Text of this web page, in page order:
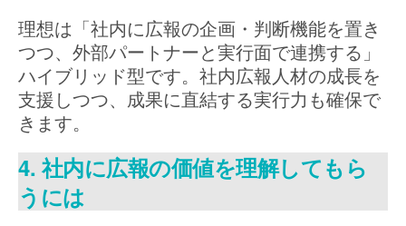
理想は「社内に広報の企画・判断機能を置き
つつ、外部パートナーと実行面で連携する」
ハイブリッド型です。社内広報人材の成長を
支援しつつ、成果に直結する実行力も確保で
きます。
4. 社内に広報の価値を理解してもら
うには